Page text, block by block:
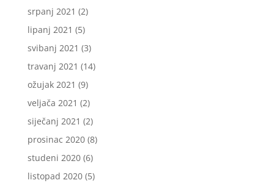
srpanj 2021 (2)
lipanj 2021 (5)
svibanj 2021 (3)
travanj 2021 (14)
ožujak 2021 (9)
veljača 2021 (2)
siječanj 2021 (2)
prosinac 2020(8)
studeni 2020(6)
listopad 2020(5)